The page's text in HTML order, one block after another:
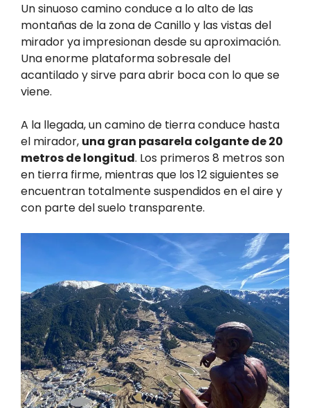
Un sinuoso camino conduce a lo alto de las
montañas de la zona de Canillo y las vistas del
mirador ya impresionan desde su aproximación.
Una enorme plataforma sobresale del
acantilado y sirve para abrir boca con lo que se
viene.
A la llegada, un camino de tierra conduce hasta
el mirador, una gran pasarela colgante de 20
metros de longitud. Los primeros 8 metros son
en tierra firme, mientras que los 12 siguientes se
encuentran totalmente suspendidos en el aire y
con parte del suelo transparente.